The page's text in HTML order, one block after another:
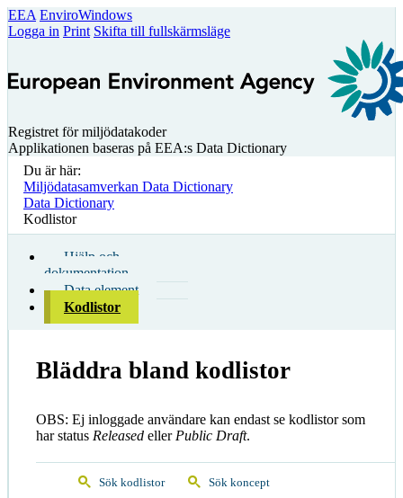
EEA EnviroWindows
Logga in Print Skifta till fullskärmsläge
Registret för miljödatakoder
Applikationen baseras på EEA:s Data Dictionary
Du är här:
Miljödatasamverkan Data Dictionary
Data Dictionary
Kodlistor
Hjälp och
dokumentation
Data element
Kodlistor
Bläddra bland kodlistor
OBS: Ej inloggade användare kan endast se kodlistor som
har status Released eller Public Draft.
Sök kodlistor Sök koncept